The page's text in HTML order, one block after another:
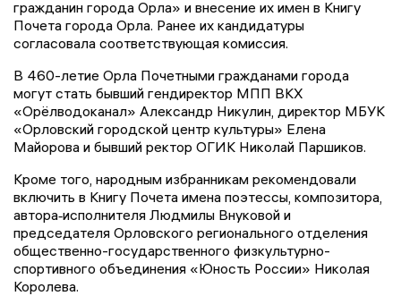
гражданин города Орла» и внесение их имен в Книгу
Почета города Орла. Ранее их кандидатуры
согласовала соответствующая комиссия.
В 460-летие Орла Почетными гражданами города
могут стать бывший гендиректор МПП ВКХ
«Орёлводоканал» Александр Никулин, директор МБУК
«Орловский городской центр культуры» Елена
Майорова и бывший ректор ОГИК Николай Паршиков.
Кроме того, народным избранникам рекомендовали
включить в Книгу Почета имена поэтессы, композитора,
автора‑исполнителя Людмилы Внуковой и
председателя Орловского регионального отделения
общественно-государственного физкультурно-
спортивного объединения «Юность России» Николая
Королева.